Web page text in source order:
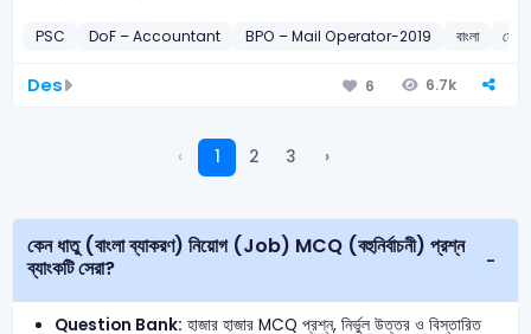
PSC DoF – Accountant BPO – Mail Operator-2019 বাংলা
Des 6 6.7k
‹ 1 2 3 ›
কেন ধাতু (বাংলা ব্যাকরণ) নিয়োগ (Job) MCQ (বহুনির্বাচনী) প্রশ্ন
ব্যাংকটি সেরা?
Question Bank: হাজার হাজার MCQ প্রশ্ন, নির্ভুল উত্তর ও বিস্তারিত